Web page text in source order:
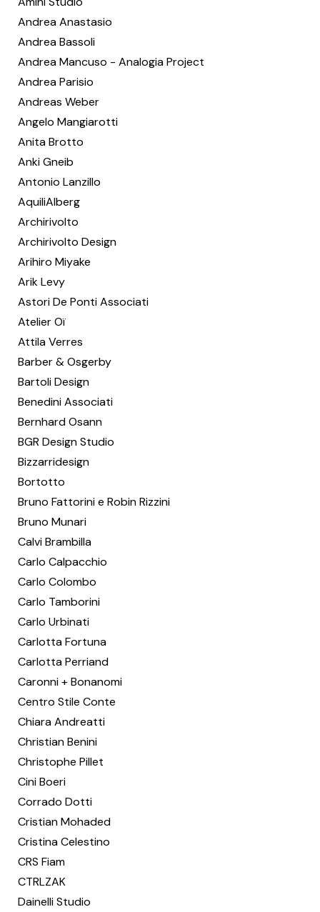
Andrea Anastasio
Andrea Bassoli
Andrea Mancuso - Analogia Project
Andrea Parisio
Andreas Weber
Angelo Mangiarotti
Anita Brotto
Anki Gneib
Antonio Lanzillo
AquiliAlberg
Archirivolto
Archirivolto Design
Arihiro Miyake
Arik Levy
Astori De Ponti Associati
Atelier Oï
Attila Verres
Barber & Osgerby
Bartoli Design
Benedini Associati
Bernhard Osann
BGR Design Studio
Bizzarridesign
Bortotto
Bruno Fattorini e Robin Rizzini
Bruno Munari
Calvi Brambilla
Carlo Calpacchio
Carlo Colombo
Carlo Tamborini
Carlo Urbinati
Carlotta Fortuna
Carlotta Perriand
Caronni + Bonanomi
Centro Stile Conte
Chiara Andreatti
Christian Benini
Christophe Pillet
Cini Boeri
Corrado Dotti
Cristian Mohaded
Cristina Celestino
CRS Fiam
CTRLZAK
Dainelli Studio